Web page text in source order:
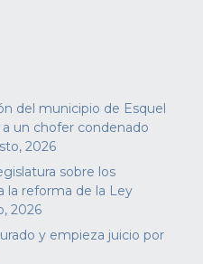
del municipio de Esquel
un chofer condenado
2026
sobre los
la reforma de la Ley
2026
y empieza juicio por